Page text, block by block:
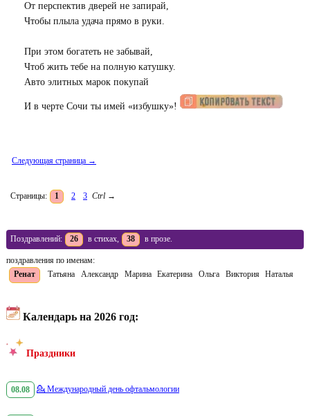
От перспектив дверей не запирай,
Чтобы плыла удача прямо в руки.
При этом богатеть не забывай,
Чтоб жить тебе на полную катушку.
Авто элитных марок покупай
И в черте Сочи ты имей «избушку»!
Следующая страница →
Страницы: 1 2 3 Ctrl →
Поздравлений: 26 в стихах, 38 в прозе.
поздравления по именам:
Ренат
Татьяна Александр Марина Екатерина Ольга Виктория Наталья
Календарь на 2026 год:
Праздники
08.08 💁 Международный день офтальмологии